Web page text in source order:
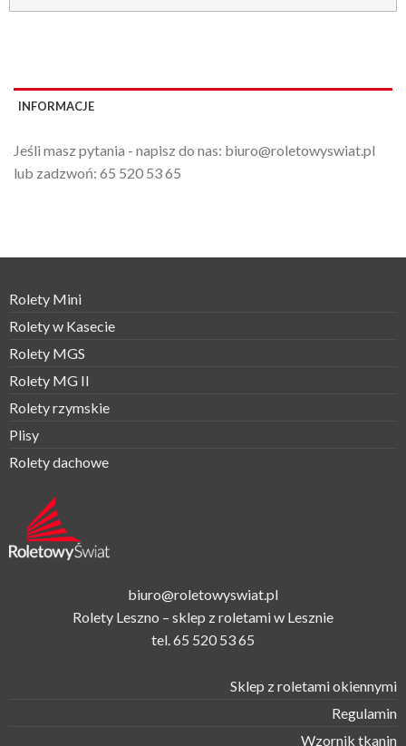
INFORMACJE
Jeśli masz pytania - napisz do nas: biuro@roletowyswiat.pl
lub zadzwoń: 65 520 53 65
Rolety Mini
Rolety w Kasecie
Rolety MGS
Rolety MG II
Rolety rzymskie
Plisy
Rolety dachowe
biuro@roletowyswiat.pl
Rolety Leszno – sklep z roletami w Lesznie
tel.65 520 53 65
Sklep z roletami okiennymi
Regulamin
Wzornik tkanin